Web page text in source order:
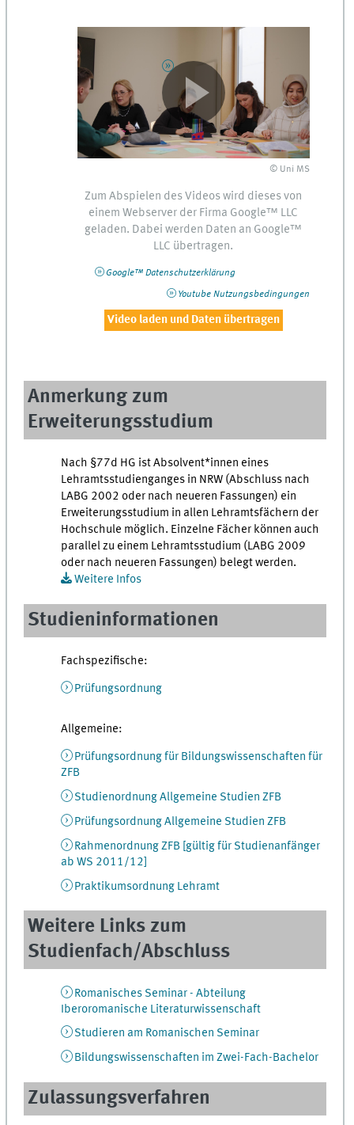
© Uni MS
Zum Abspielen des Videos wird dieses von
einemWebserver der Firma Google™ LLC
geladen. Dabei werden Daten an Google™
LLC übertragen.
Google™Datenschutzerklärung
Youtube Nutzungsbedingungen
Video laden und Daten übertragen
Anmerkung zum
Erweiterungsstudium
Nach §77d HG ist Absolvent*innen eines
Lehramtsstudienganges in NRW (Abschluss nach
LABG 2002 oder nach neueren Fassungen) ein
Erweiterungsstudium in allen Lehramtsfächern der
Hochschule möglich. Einzelne Fächer können auch
parallel zu einem Lehramtsstudium (LABG 2009
oder nach neueren Fassungen) belegt werden.
Weitere Infos
Studieninformationen
Fachspezifische:
Prüfungsordnung
Allgemeine:
Prüfungsordnung für Bildungswissenschaften für
ZFB
Studienordnung Allgemeine Studien ZFB
Prüfungsordnung Allgemeine Studien ZFB
Rahmenordnung ZFB [gültig für Studienanfänger
ab WS 2011/12]
Praktikumsordnung Lehramt
Weitere Links zum
Studienfach/Abschluss
Romanisches Seminar - Abteilung
Iberoromanische Literaturwissenschaft
Studieren am Romanischen Seminar
Bildungswissenschaften im Zwei-Fach-Bachelor
Zulassungsverfahren